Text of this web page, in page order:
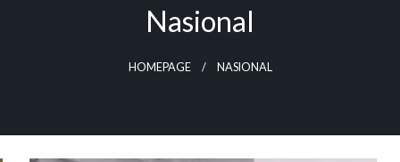
Nasional
HOMEPAGE NASIONAL